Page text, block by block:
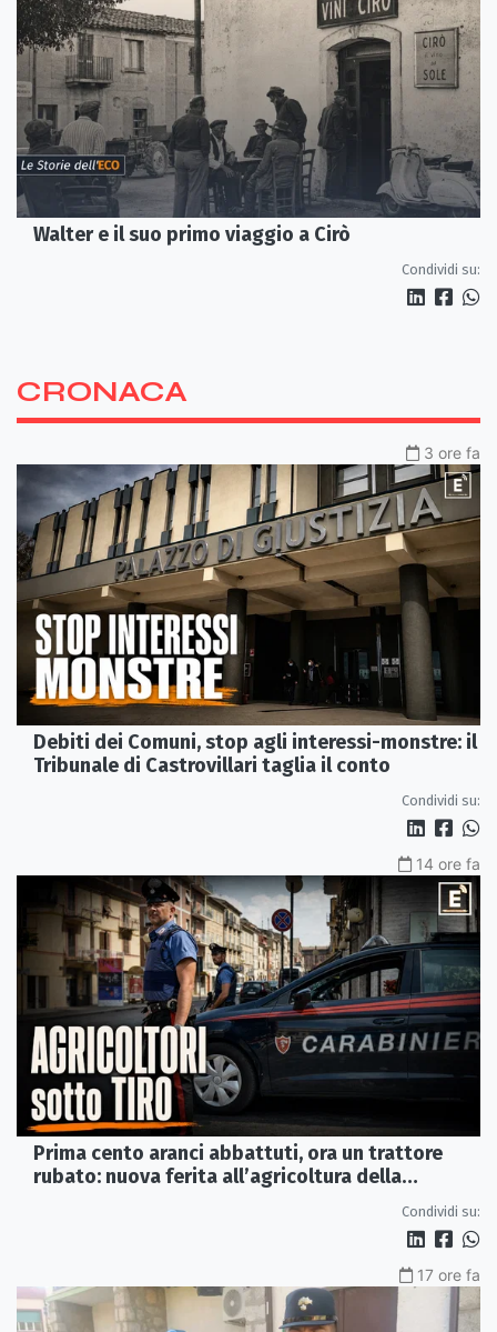
Walter e il suo primo viaggio a Cirò
Condividi su:
CRONACA
3 ore fa
Debiti dei Comuni, stop agli interessi-monstre: il
Tribunale di Castrovillari taglia il conto
Condividi su:
14 ore fa
Prima cento aranci abbattuti, ora un trattore
rubato: nuova ferita all’agricoltura della
Condividi su:
17 ore fa